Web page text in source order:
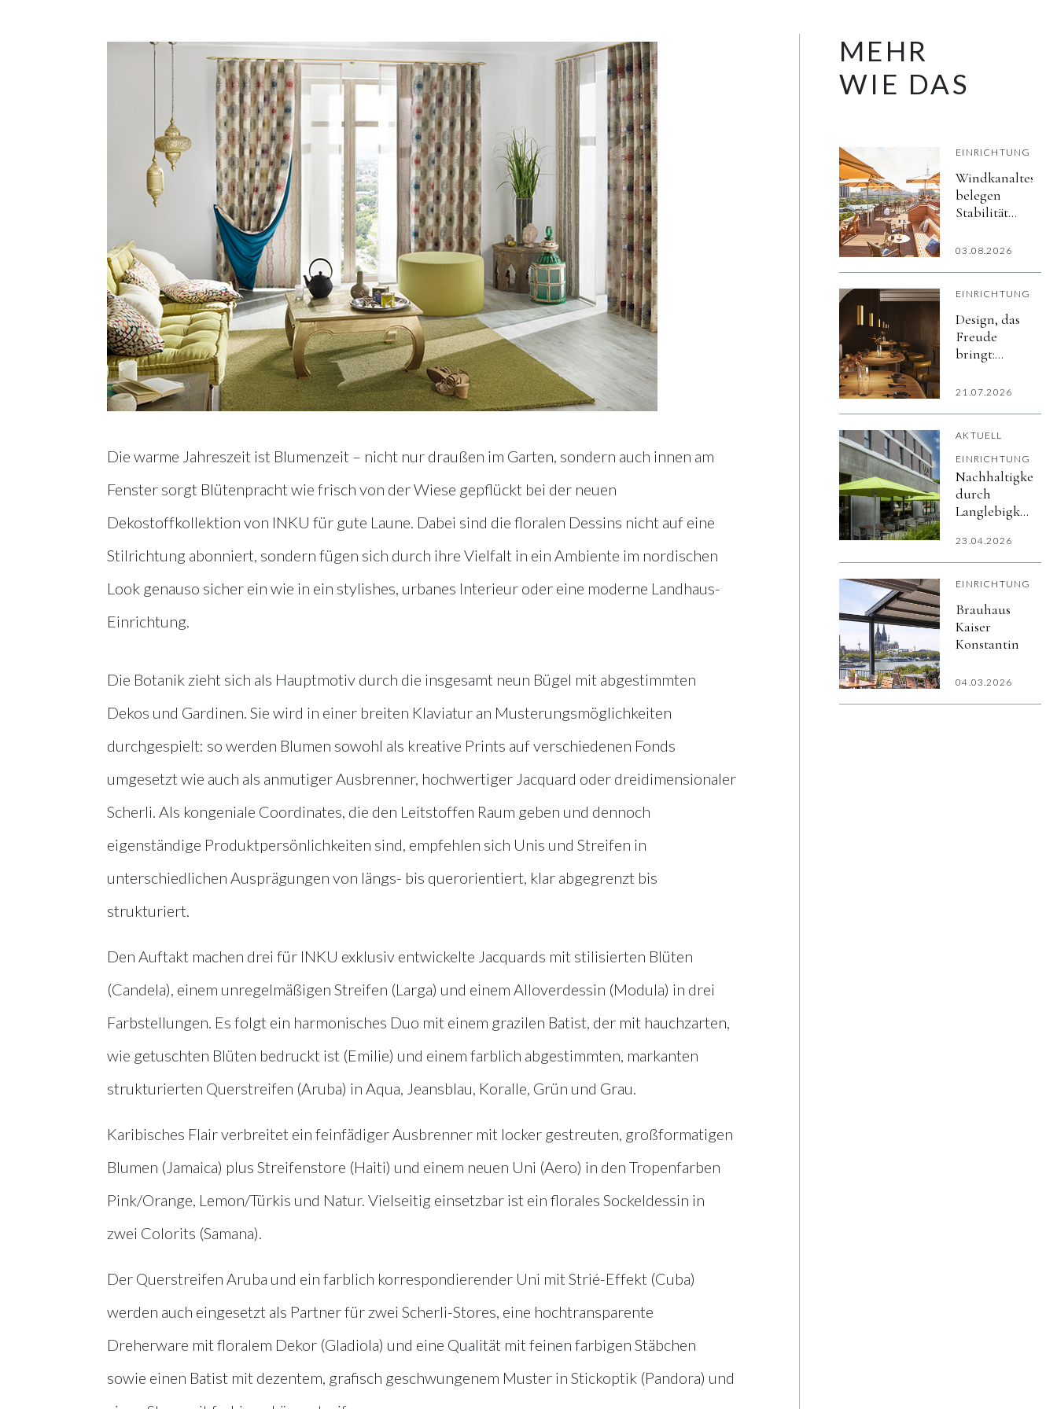
Die warme Jahreszeit ist Blumenzeit – nicht nur draußen im Garten, sondern auch innen am
Fenster sorgt Blütenpracht wie frisch von der Wiese gepflückt bei der neuen
Dekostoffkollektion von INKU für gute Laune. Dabei sind die floralen Dessins nicht auf eine
Stilrichtung abonniert, sondern fügen sich durch ihre Vielfalt in ein Ambiente im nordischen
Look genauso sicher ein wie in ein stylishes, urbanes Interieur oder eine moderne Landhaus-
Einrichtung.
Die Botanik zieht sich als Hauptmotiv durch die insgesamt neun Bügel mit abgestimmten
Dekos und Gardinen. Sie wird in einer breiten Klaviatur an Musterungsmöglichkeiten
durchgespielt: so werden Blumen sowohl als kreative Prints auf verschiedenen Fonds
umgesetzt wie auch als anmutiger Ausbrenner, hochwertiger Jacquard oder dreidimensionaler
Scherli. Als kongeniale Coordinates, die den Leitstoffen Raum geben und dennoch
eigenständige Produktpersönlichkeiten sind, empfehlen sich Unis und Streifen in
unterschiedlichen Ausprägungen von längs- bis querorientiert, klar abgegrenzt bis
strukturiert.
Den Auftakt machen drei für INKU exklusiv entwickelte Jacquards mit stilisierten Blüten
(Candela), einem unregelmäßigen Streifen (Larga) und einem Alloverdessin (Modula) in drei
Farbstellungen. Es folgt ein harmonisches Duo mit einem grazilen Batist, der mit hauchzarten,
wie getuschten Blüten bedruckt ist (Emilie) und einem farblich abgestimmten, markanten
strukturierten Querstreifen (Aruba) in Aqua, Jeansblau, Koralle, Grün und Grau.
Karibisches Flair verbreitet ein feinfädiger Ausbrenner mit locker gestreuten, großformatigen
Blumen (Jamaica) plus Streifenstore (Haiti) und einem neuen Uni (Aero) in den Tropenfarben
Pink/Orange, Lemon/Türkis und Natur. Vielseitig einsetzbar ist ein florales Sockeldessin in
zwei Colorits (Samana).
Der Querstreifen Aruba und ein farblich korrespondierender Uni mit Strié-Effekt (Cuba)
werden auch eingesetzt als Partner für zwei Scherli-Stores, eine hochtransparente
Dreherware mit floralem Dekor (Gladiola) und eine Qualität mit feinen farbigen Stäbchen
sowie einen Batist mit dezentem, grafisch geschwungenem Muster in Stickoptik (Pandora) und
MEHR
WIE DAS
EINRICHTUNG
Windkanaltests
belegen
Stabilität
Sonnenschirme
03.08.2026
EINRICHTUNG
Design, das
Freude
bringt:
Leuchten
von
Zafferano
21.07.2026
AKTUELL
EINRICHTUNG
Nachhaltigkeit
durch
Langlebigkeit:
für den
professionellen
Außenbereich
23.04.2026
EINRICHTUNG
Brauhaus
Kaiser
Konstantin
04.03.2026